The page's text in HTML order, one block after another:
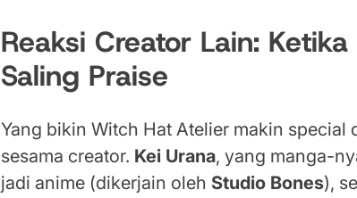
Reaksi Creator Lain:
Saling Praise
Yang bikin Witch Hat Atelier makin
sesama creator. Kei Urana, yang manga-
jadi anime (dikerjain oleh Studio Bones),